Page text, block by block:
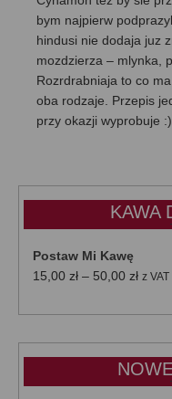
bym najpierw
hindusi nie dodaja juz
mozdzierza – mlynka,
Rozrdrabniaja to co
oba rodzaje. Przepis
przy okazji wyprobuje
KAWA
Postaw Mi Kawę
15,00 zł – 50,00 złZakres
od
do
50,00
z VAT